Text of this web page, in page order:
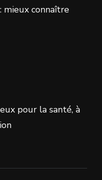
: mieux connaître
pour la santé, à